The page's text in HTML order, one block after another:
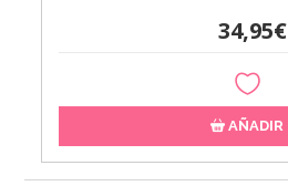
34,95€
AÑADIR